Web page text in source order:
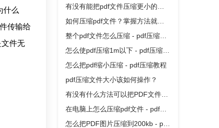
什么
传输给
件无
缩教程
有没有能把pdf文件压缩更小的软
件？
如何压缩pdf文件？掌握方法就不
难
整个pdf文件怎么压缩 - pdf压缩教
程
怎么使pdf压缩1m以下 - pdf压缩教
程
怎么把pdf缩小压缩 - pdf压缩教程
pdf压缩文件大小该如何操作？
有没有什么方法可以把PDF文件压
缩得更小一点？
在电脑上怎么压缩pdf文件 - pdf压
缩教程
怎么把PDF图片压缩到200kb - pdf